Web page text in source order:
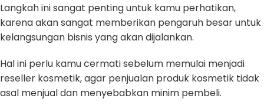
Langkah ini sangat penting untuk kamu perhatikan,
karena akan sangat memberikan pengaruh besar untuk
kelangsungan bisnis yang akan dijalankan.
Hal ini perlu kamu cermati sebelum memulai menjadi
reseller kosmetik, agar penjualan produk kosmetik tidak
asal menjual dan menyebabkan minim pembeli.